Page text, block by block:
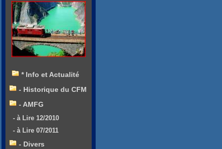
* Info et Actualité
- Historique du CFM
- AMFG
- à Lire 12/2010
- à Lire 07/2011
- Divers